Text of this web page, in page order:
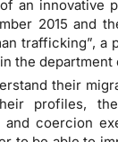
an innovative
2015 and
trafficking”, a
the department
their
profiles,
and coercion